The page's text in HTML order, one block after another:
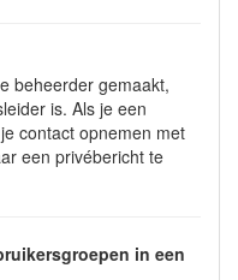
beheerder gemaakt,
is. Als je een
contact opnemen met
een privébericht te
in een